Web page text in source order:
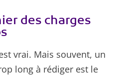
des charges
vrai. Mais souvent, un
long à rédiger est le